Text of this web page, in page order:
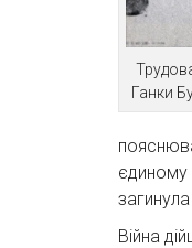
Ганки
єдиному
Війна